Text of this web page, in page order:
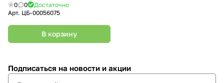
0 0
Достаточно
Арт. ЦБ-00056075
В корзину
Подписаться на новости и акции